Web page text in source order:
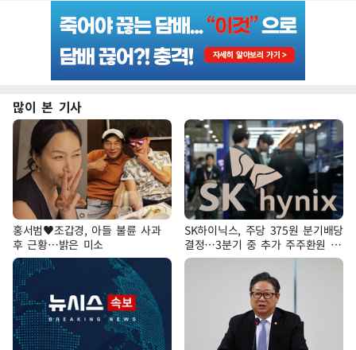
많이 본 기사
홍서범♥조갑경, 아들 불륜 사과
후 근황…밝은 미소
SK하이닉스, 주당 375원 분기배당
결정…3분기 중 추가 주주환원 발
표